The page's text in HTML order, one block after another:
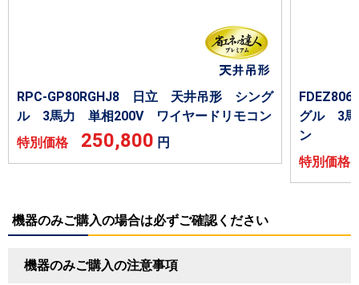
RPC-GP80RGHJ8 日立 天井吊形 シング
ル 3馬力 単相200V ワイヤードリモコン
特別価格 250,800 円
グル 3馬
ン
特別価
機器のみご購入の場合は必ずご確認ください
機器のみご購入の注意事項